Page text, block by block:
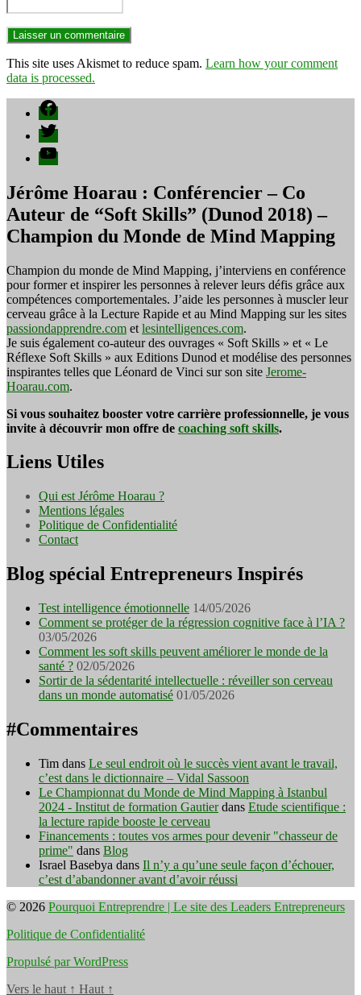
This site uses Akismet to reduce spam. Learn how your comment
data is processed.
Facebook
Twitter
YouTube
Jérôme Hoarau : Conférencier – Co
Auteur de “Soft Skills” (Dunod 2018) –
Champion du Monde de Mind Mapping
Champion du monde de Mind Mapping, j’interviens en conférence
pour former et inspirer les personnes à relever leurs défis grâce aux
compétences comportementales. J’aide les personnes à muscler leur
cerveau grâce à la Lecture Rapide et au Mind Mapping sur les sites
passiondapprendre.com et lesintelligences.com.
Je suis également co-auteur des ouvrages « Soft Skills » et « Le
Réflexe Soft Skills » aux Editions Dunod et modélise des personnes
inspirantes telles que Léonard de Vinci sur son site Jerome-
Hoarau.com.
Si vous souhaitez booster votre carrière professionnelle, je vous
invite à découvrir mon offre de coaching soft skills.
Liens Utiles
Qui est Jérôme Hoarau ?
Mentions légales
Politique de Confidentialité
Contact
Blog spécial Entrepreneurs Inspirés
Test intelligence émotionnelle 14/05/2026
Comment se protéger de la régression cognitive face à l’IA ?
03/05/2026
Comment les soft skills peuvent améliorer le monde de la
santé ? 02/05/2026
Sortir de la sédentarité intellectuelle : réveiller son cerveau
dans un monde automatisé 01/05/2026
#Commentaires
Tim dans Le seul endroit où le succès vient avant le travail,
c’est dans le dictionnaire – Vidal Sassoon
Le Championnat du Monde de Mind Mapping à Istanbul
2024 - Institut de formation Gautierdans Etude scientifique :
la lecture rapide booste le cerveau
Financements : toutes vos armes pour devenir "chasseur de
prime" dans Blog
Israel Basebya dans Il n’y a qu’une seule façon d’échouer,
c’est d’abandonner avant d’avoir réussi
© 2026 Pourquoi Entreprendre | Le site des Leaders Entrepreneurs
Politique de Confidentialité
Propulsé par WordPress
Vers le haut ↑ Haut ↑